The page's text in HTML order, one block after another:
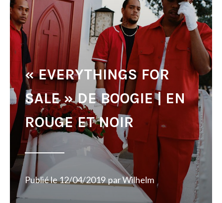
« EVERYTHINGS FOR
SALE » DE BOOGIE | EN
ROUGE ET NOIR
Publié le12/04/2019 parWilhelm